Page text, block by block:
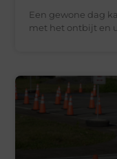
Een gewone dag
met het ontbijt en